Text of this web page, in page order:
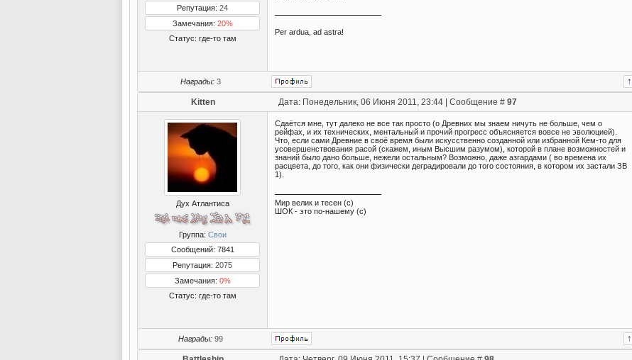
Репутация: 24
Замечания: 20%
Статус: где-то там
Per ardua, ad astra!
Награды: 3
Kitten Дата: Понедельник, 06 Июня 2011, 23:44 | Сообщение # 97
Дух Атлантиса
Группа: Свои
Сообщений: 7841
Репутация: 2075
Замечания: 0%
Статус: где-то там
Сдаётся мне, тут далеко не все так просто (о Древних мы знаем ничуть не больше, чем о
рейфах, и их технических, ментальный и прочий прогресс объясняется вовсе не эволюцией).
Что, если сами Древние в своё время были искусственно созданной или избранной Кем-то для
усовершенствования расой (скажем, иным Высшим разумом), которой в плане возможностей и
знаний было дано больше, нежели остальным? Возможно, даже азгардами ( во времена их
расцвета, до того, как они физически деградировали до того состояния, в котором их застали ЗВ
1).
Мир велик и тесен (с)
ШОК - это по-нашему (с)
Награды: 99